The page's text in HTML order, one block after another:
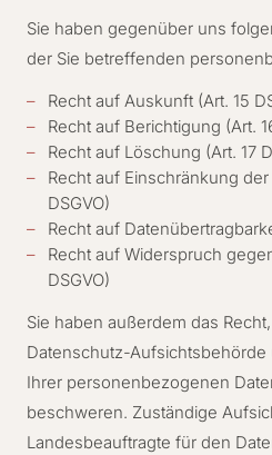
Sie haben gegenüber uns
der Sie betreffenden
Recht auf Auskunft (Art. 15
Recht auf Berichtigung (Art.
Recht auf Löschung (Art. 17
Recht auf Einschränkung
DSGVO)
Recht auf
Recht auf Widerspruch
DSGVO)
Sie haben außerdem das
Datenschutz-Aufsichtsbehörde
Ihrer personenbezogenen
beschweren. Zuständige
Landesbeauftragte für den